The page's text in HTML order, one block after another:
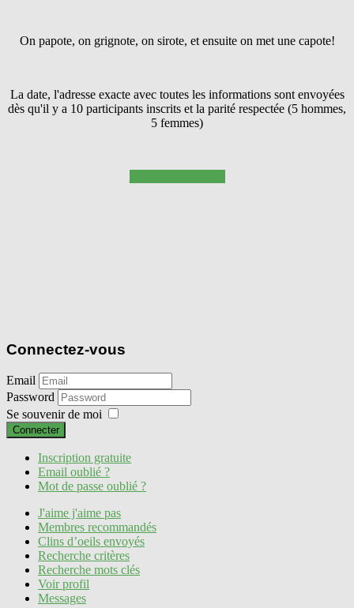
On papote, on grignote, on sirote, et ensuite on met une capote!
La date, l'adresse exacte avec toutes les informations sont envoyées
dès qu'il y a 10 participants inscrits et la parité respectée (5 hommes,
5 femmes)
Connectez-vous
Email
Password
Se souvenir de moi
Connecter
Inscription gratuite
Email oublié ?
Mot de passe oublié ?
J'aime j'aime pas
Membres recommandés
Clins d’oeils envoyés
Recherche critères
Recherche mots clés
Voir profil
Messages